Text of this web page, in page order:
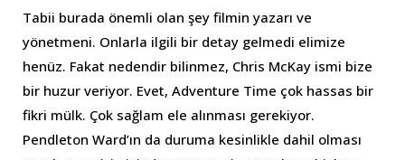
Tabii burada önemli olan şey filmin yazarı ve
yönetmeni. Onlarla ilgili bir detay gelmedi elimize
henüz. Fakat nedendir bilinmez, Chris McKay ismi bize
bir huzur veriyor. Evet, Adventure Time çok hassas bir
fikri mülk. Çok sağlam ele alınması gerekiyor.
Pendleton Ward’ın da duruma kesinlikle dahil olması